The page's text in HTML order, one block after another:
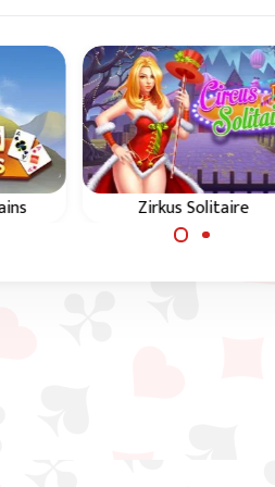
Zirkus Solitaire
diesem Pyramid Solitaire